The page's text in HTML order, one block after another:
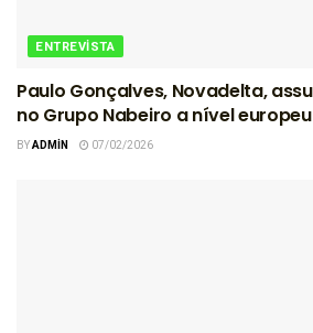
ENTREVISTA
Paulo Gonçalves, Novadelta,
no Grupo Nabeiro a nível europeu
BYADMIN 07/02/2026